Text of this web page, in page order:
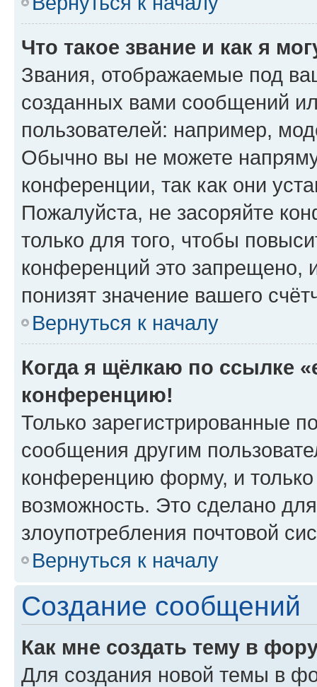
Что такое звание и как я
Звания, отображаемые под
созданных вами сообщений
пользователей: например,
Обычно вы не можете
конференции, так как они
Пожалуйста, не засоряйте
только для того, чтобы
конференций это запрещено,
понизят значение вашего
Вернуться к началу
Когда я щёлкаю по ссылке
конференцию!
Только зарегистрированные
сообщения другим
конференцию форму, и
возможность. Это сделано
злоупотребления почтовой
Вернуться к началу
Создание сообщений
Как мне создать тему в
Для создания новой темы в